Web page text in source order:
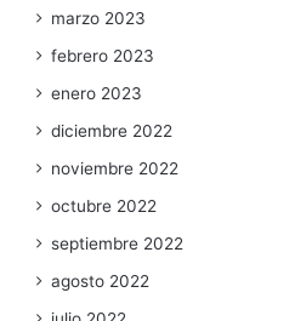
marzo 2023
febrero 2023
enero 2023
diciembre 2022
noviembre 2022
octubre 2022
septiembre 2022
agosto 2022